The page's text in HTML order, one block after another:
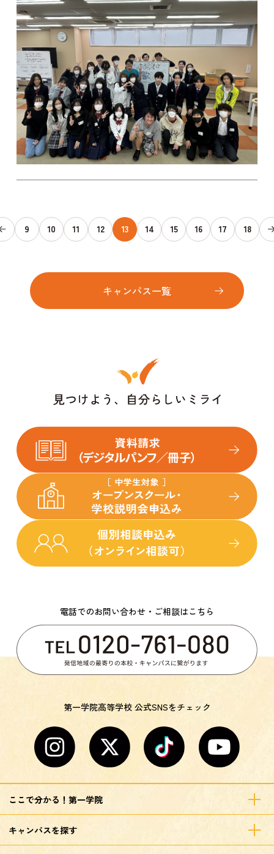
9 10 11 12 13 14 15 16 17 18
キャンパス一覧
電話でのお問い合わせ・ご相談はこちら
第一学院高等学校 公式SNSをチェック
ここで分かる！第一学院
キャンパスを探す